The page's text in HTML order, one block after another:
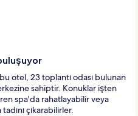
otel, 23 toplantı odası bulunan
sahiptir. Konuklar işten
spa'da rahatlayabilir veya
çıkarabilirler.